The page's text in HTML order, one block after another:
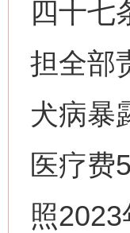
四十七
担全部
犬病暴
医疗费
照